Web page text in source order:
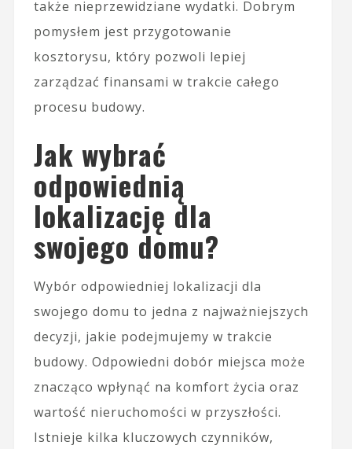
także nieprzewidziane wydatki. Dobrym
pomysłem jest przygotowanie
kosztorysu, który pozwoli lepiej
zarządzać finansami w trakcie całego
procesu budowy.
Jak wybrać
odpowiednią
lokalizację dla
swojego domu?
Wybór odpowiedniej lokalizacji dla
swojego domu to jedna z najważniejszych
decyzji, jakie podejmujemy w trakcie
budowy. Odpowiedni dobór miejsca może
znacząco wpłynąć na komfort życia oraz
wartość nieruchomości w przyszłości.
Istnieje kilka kluczowych czynników,